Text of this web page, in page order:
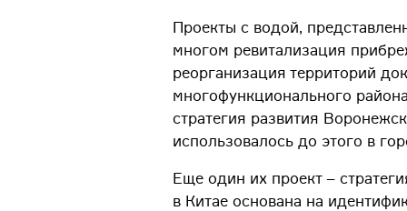
Проекты с водой,
многом ревитализация
реорганизация территорий
многофункционального
стратегия развития
использовалось до этого в
Еще один их проект –
в Китае основана на